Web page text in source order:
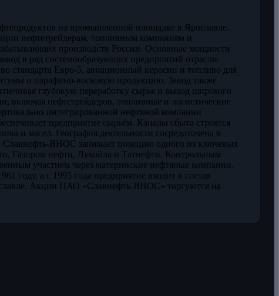
на промышленной площадке в Ярославле.
нефтетрейдерам, топливным компаниям и
производств России. Основные мощности
в ряд системообразующих предприятий отрасли.
стандарта Евро-5, авиационный керосин и топливо для
и парафино-восковую продукцию. Завод также
глубокую переработку сырья и выход широкого
включая нефтетрейдеров, топливные и логистические
интегрированной нефтяной компании
предприятие сырьём. Каналы сбыта строятся
и масел. География деятельности сосредоточена в
Славнефть-ЯНОС занимает позицию одного из ключевых
Газпром нефти, Лукойла и Татнефти. Контрольным
участием через материнские нефтяные компании.
году, а с 1995 года предприятие входит в состав
Акции ПАО «Славнефть-ЯНОС» торгуются на